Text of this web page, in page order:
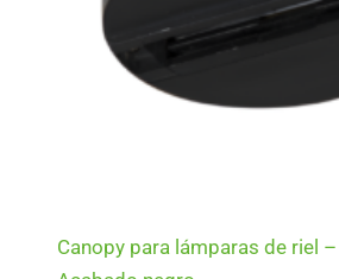
Canopy para lámparas de riel